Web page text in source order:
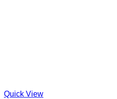
Quick View